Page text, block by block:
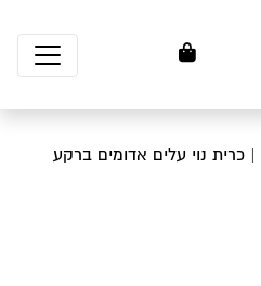
| כרית נוי עלים אדומים ברקע